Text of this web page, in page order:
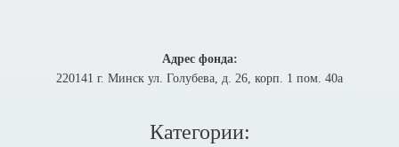
Адрес фонда:
220141 г. Минск ул. Голубева, д. 26, корп. 1 пом. 40а
Категории: